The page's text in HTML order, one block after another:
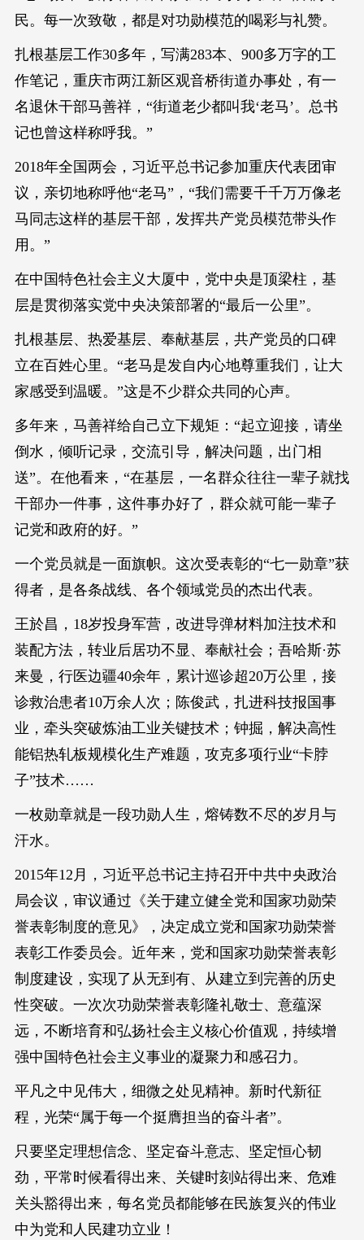
民。每一次致敬，都是对功勋模范的喝彩与礼赞。
扎根基层工作30多年，写满283本、900多万字的工
作笔记，重庆市两江新区观音桥街道办事处，有一
名退休干部马善祥，“街道老少都叫我‘老马’。总书
记也曾这样称呼我。”
2018年全国两会，习近平总书记参加重庆代表团审
议，亲切地称呼他“老马”，“我们需要千千万万像老
马同志这样的基层干部，发挥共产党员模范带头作
用。”
在中国特色社会主义大厦中，党中央是顶梁柱，基
层是贯彻落实党中央决策部署的“最后一公里”。
扎根基层、热爱基层、奉献基层，共产党员的口碑
立在百姓心里。“老马是发自内心地尊重我们，让大
家感受到温暖。”这是不少群众共同的心声。
多年来，马善祥给自己立下规矩：“起立迎接，请坐
倒水，倾听记录，交流引导，解决问题，出门相
送”。在他看来，“在基层，一名群众往往一辈子就找
干部办一件事，这件事办好了，群众就可能一辈子
记党和政府的好。”
一个党员就是一面旗帜。这次受表彰的“七一勋章”获
得者，是各条战线、各个领域党员的杰出代表。
王於昌，18岁投身军营，改进导弹材料加注技术和
装配方法，转业后居功不显、奉献社会；吾哈斯·苏
来曼，行医边疆40余年，累计巡诊超20万公里，接
诊救治患者10万余人次；陈俊武，扎进科技报国事
业，牵头突破炼油工业关键技术；钟掘，解决高性
能铝热轧板规模化生产难题，攻克多项行业“卡脖
子”技术……
一枚勋章就是一段功勋人生，熔铸数不尽的岁月与
汗水。
2015年12月，习近平总书记主持召开中共中央政治
局会议，审议通过《关于建立健全党和国家功勋荣
誉表彰制度的意见》，决定成立党和国家功勋荣誉
表彰工作委员会。近年来，党和国家功勋荣誉表彰
制度建设，实现了从无到有、从建立到完善的历史
性突破。一次次功勋荣誉表彰隆礼敬士、意蕴深
远，不断培育和弘扬社会主义核心价值观，持续增
强中国特色社会主义事业的凝聚力和感召力。
平凡之中见伟大，细微之处见精神。新时代新征
程，光荣“属于每一个挺膺担当的奋斗者”。
只要坚定理想信念、坚定奋斗意志、坚定恒心韧
劲，平常时候看得出来、关键时刻站得出来、危难
关头豁得出来，每名党员都能够在民族复兴的伟业
中为党和人民建功立业！